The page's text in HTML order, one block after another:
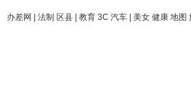
办差网 | 法制 区县 | 教育 3C 汽车 | 美女 健康 地